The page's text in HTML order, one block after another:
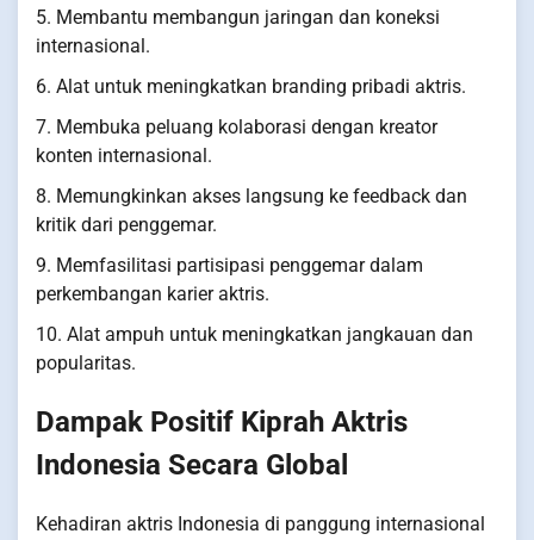
5. Membantu membangun jaringan dan koneksi
internasional.
6. Alat untuk meningkatkan branding pribadi aktris.
7. Membuka peluang kolaborasi dengan kreator
konten internasional.
8. Memungkinkan akses langsung ke feedback dan
kritik dari penggemar.
9. Memfasilitasi partisipasi penggemar dalam
perkembangan karier aktris.
10. Alat ampuh untuk meningkatkan jangkauan dan
popularitas.
Dampak Positif Kiprah Aktris
Indonesia Secara Global
Kehadiran aktris Indonesia di panggung internasional